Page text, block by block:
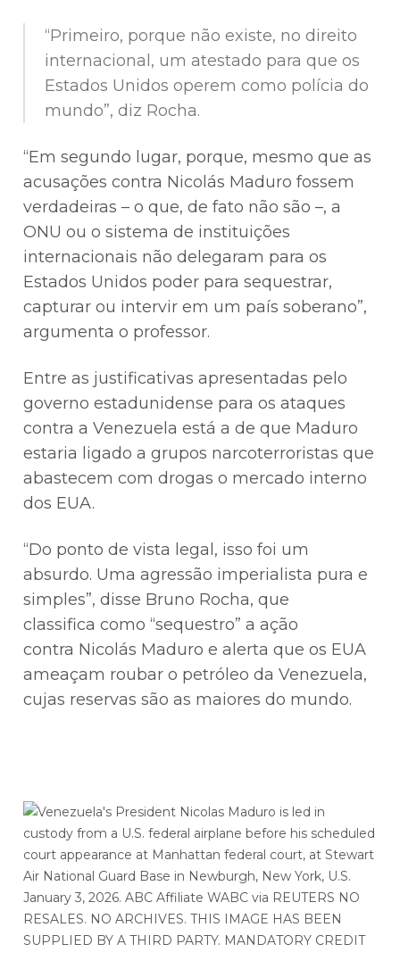
“Primeiro, porque não existe, no direito
internacional, um atestado para que os
Estados Unidos operem como polícia do
mundo”, diz Rocha.
“Em segundo lugar, porque, mesmo que as
acusações contra Nicolás Maduro fossem
verdadeiras – o que, de fato não são –, a
ONU ou o sistema de instituições
internacionais não delegaram para os
Estados Unidos poder para sequestrar,
capturar ou intervir em um país soberano”,
argumenta o professor.
Entre as justificativas apresentadas pelo
governo estadunidense para os ataques
contra a Venezuela está a de que Maduro
estaria ligado a grupos narcoterroristas que
abastecem com drogas o mercado interno
dos EUA.
“Do ponto de vista legal, isso foi um
absurdo. Uma agressão imperialista pura e
simples”, disse Bruno Rocha, que
classifica como “sequestro” a ação
contra Nicolás Maduro e alerta que os EUA
ameaçam roubar o petróleo da Venezuela,
cujas reservas são as maiores do mundo.